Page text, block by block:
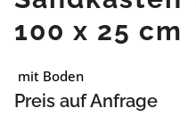
100 x 25 cm
mit Boden
Preis auf Anfrage